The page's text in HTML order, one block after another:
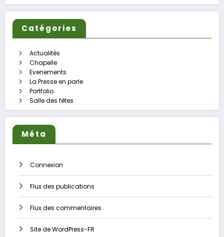
Catégories
Actualités
Chapelle
Evenements
La Presse en parle
Portfolio
Salle des fêtes
Méta
Connexion
Flux des publications
Flux des commentaires
Site de WordPress-FR